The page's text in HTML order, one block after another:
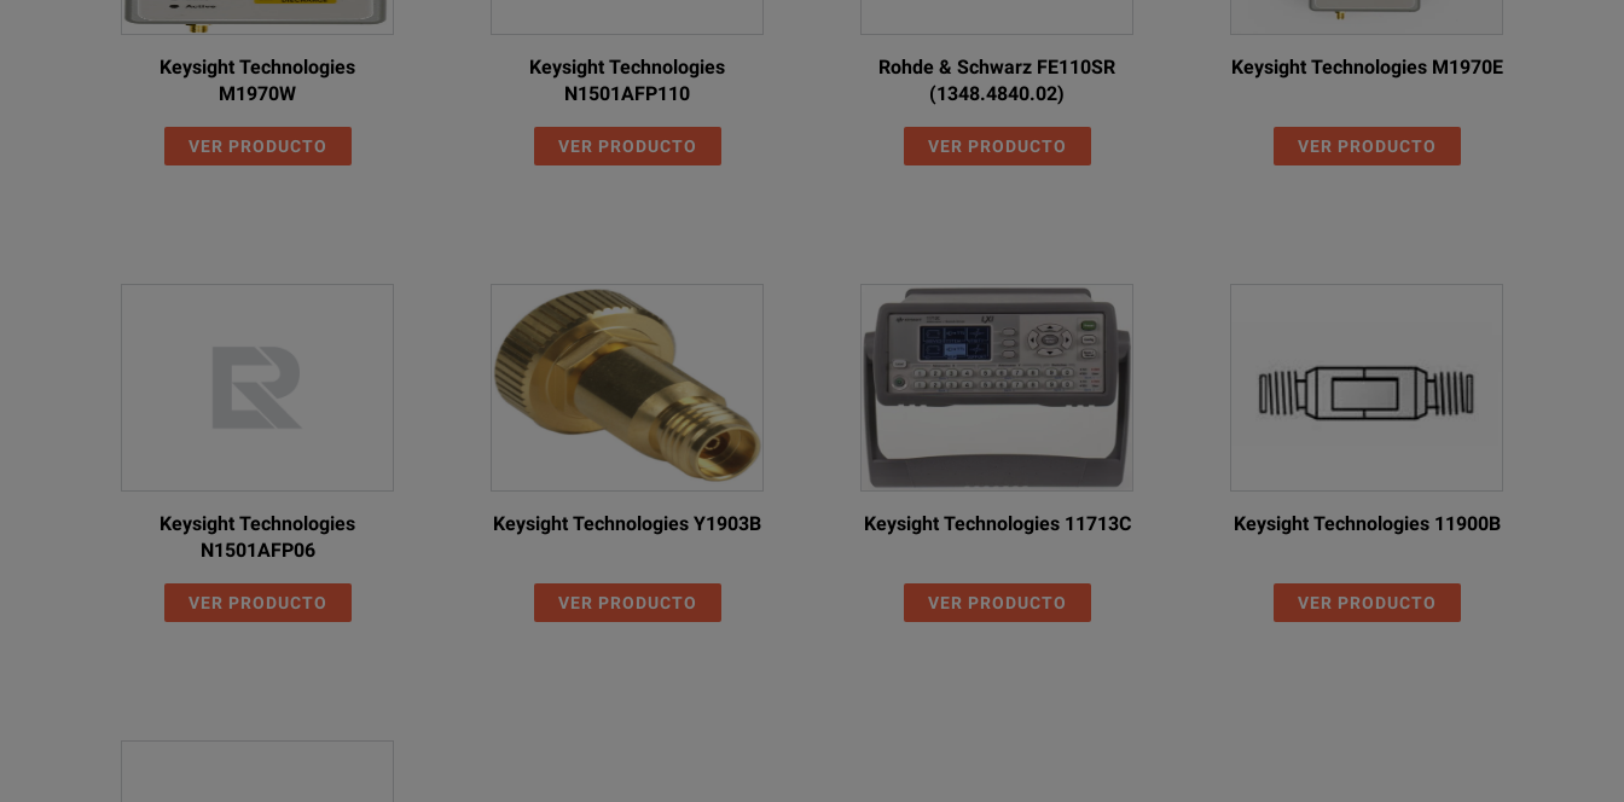
Keysight Technologies
M1970W
VER PRODUCTO
Keysight Technologies
N1501AFP110
VER PRODUCTO
Rohde & Schwarz FE110SR
(1348.4840.02)
VER PRODUCTO
Keysight Technologies M1970E
VER PRODUCTO
Keysight Technologies
N1501AFP06
VER PRODUCTO
Keysight Technologies Y1903B
VER PRODUCTO
Keysight Technologies 11713C
VER PRODUCTO
Keysight Technologies 11900B
VER PRODUCTO